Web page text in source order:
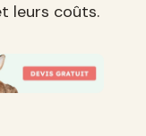
leurs coûts.